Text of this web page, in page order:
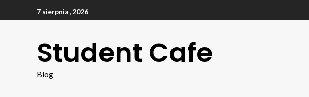
7 sierpnia, 2026
Student Cafe
Blog